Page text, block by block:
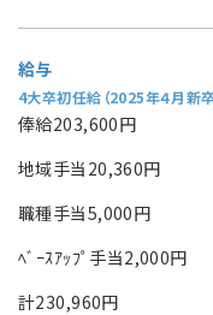
給与
4大卒初任給（2025年４月新卒
俸給203,600円
地域手当20,360円
職種手当5,000円
ﾍﾞｰｽｱｯﾌﾟ手当2,000円
計230,960円